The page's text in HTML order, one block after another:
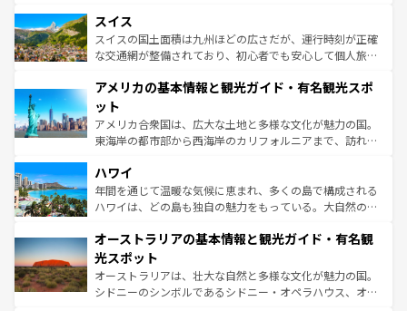
を参照してほしい。
は、お酒好きな人にはぜひ体験してほしい。 なお、新着の
ドイツ情報はコンテンツ一覧を参照してほしい。
リアごとに異なる魅力がある。また、優雅なアフタヌーン
ティー、ビール好きにはたまらない英国パブ、サッカー観
戦など、本場だからこそできる体験も豊富。イギリスを旅
ンツ一覧を参照してほしい。
スイス
スイスの国土面積は九州ほどの広さだが、運行時刻が正確
な交通網が整備されており、初心者でも安心して個人旅行
の建物がそのまま残る町や、スイスならではのユニークな
博物館もあり、アルプス観光だけでなく町歩きも満喫する
ことができる。国民の所得が高いため物価も高いが、旅行
者向けの交通パス提供のサービスもあり、うまく活用すれ
着のスイス情報は
アメリカの基本情報と観光ガイド・有名観光スポ
ット
アメリカ合衆国は、広大な土地と多様な文化が魅力の国。
東海岸の都市部から西海岸のカリフォルニアまで、訪れる
のような巨大都市は、観光、ショッピング、エンターテイ
ンメントが詰まった刺激的なスポットだ。一方、アメリカ
西部には大自然が広がり、グランドキャニオンやイエロー
部のニューオーリンズでは、音楽と美食が融合した独特の
文化が魅力。旅行者はアメリカの各地域で異なる魅力を楽
しみながら、その多様性と豊かな歴史を感じることができ
るだろう。車でのロードトリップや列車の旅も、アメリカ
ハワイ
年間を通じて温暖な気候に恵まれ、多くの島で構成される
ハワイは、どの島も独自の魅力をもっている。大自然の神
ワイ島は見逃せない。また、定番の観光地といえばオアフ
島だが、静かな自然を求めるならマウイ島やカウアイ島が
おすすめ。エメラルドグリーンに輝く海をはじめ、豊かな
文化や歴史が息づいている。「アロハスピリット」と呼ば
オーストラリアの基本情報と観光ガイド・有名観
光スポット
オーストラリアは、壮大な自然と多様な文化が魅力の国。
シドニーのシンボルであるシドニー・オペラハウス、オー